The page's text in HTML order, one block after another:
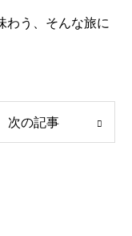
わう、そんな旅に
次の記事